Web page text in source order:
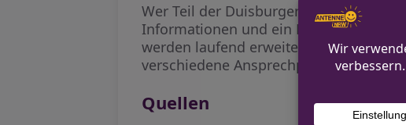
Wer Teil der Duisburger
Informationen und ein
werden laufend erweitert, sodass
verschiedene Ansprechpartner bei
Quellen